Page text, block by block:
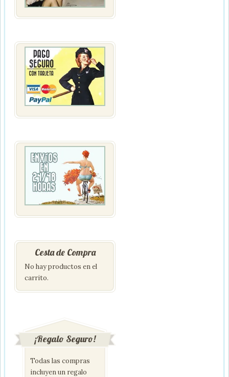
Cesta de Compra
No hay productos en el
carrito.
¡Regalo Seguro!
Todas las compras
incluyen un regalo